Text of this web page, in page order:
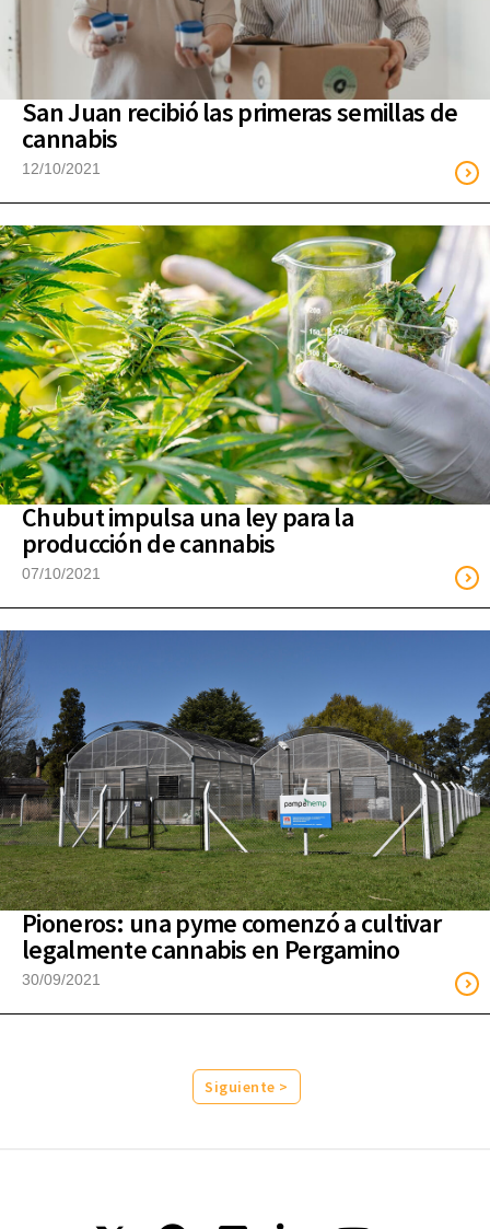
San Juan recibió las primeras semillas de
cannabis
12/10/2021
Chubut impulsa una ley para la
producción de cannabis
07/10/2021
Pioneros: una pyme comenzó a cultivar
legalmente cannabis en Pergamino
30/09/2021
Siguiente >